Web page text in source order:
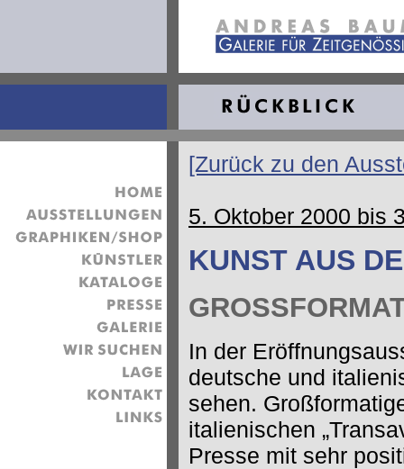
[Zurück zu den
5. Oktober 2000 bis
KUNST AUS
In der
deutsche und
sehen.
italienischen
Presse mit sehr